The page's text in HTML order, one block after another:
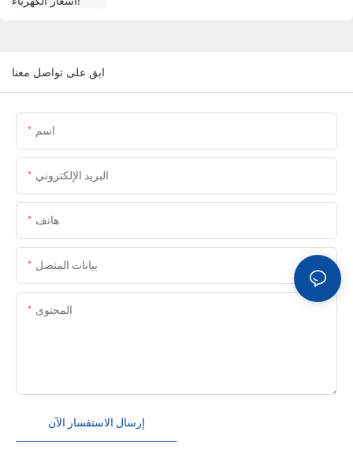
ابق على تواصل معنا
اسم
البريد الإلكتروني
هاتف
بيانات المتصل
المحتوى
إرسال الاستفسار الآن